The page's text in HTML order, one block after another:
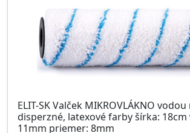
ELIT-SK Valček MIKROVLÁKNO
disperzné, latexové farby šírka: 18cm
11mm priemer: 8mm